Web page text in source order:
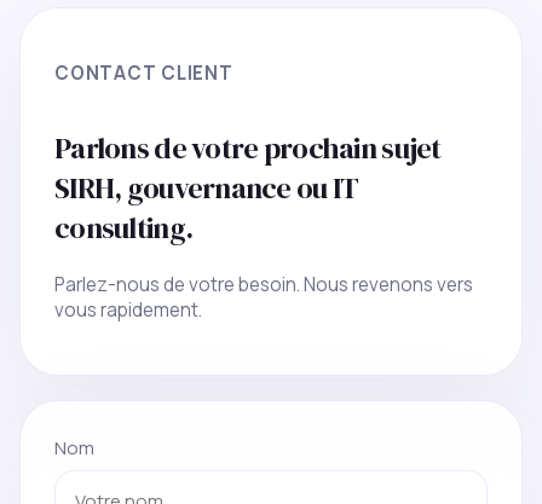
CONTACT CLIENT
Parlons de votre prochain sujet
SIRH, gouvernance ou IT
consulting.
Parlez-nous de votre besoin. Nous revenons vers
vous rapidement.
Nom